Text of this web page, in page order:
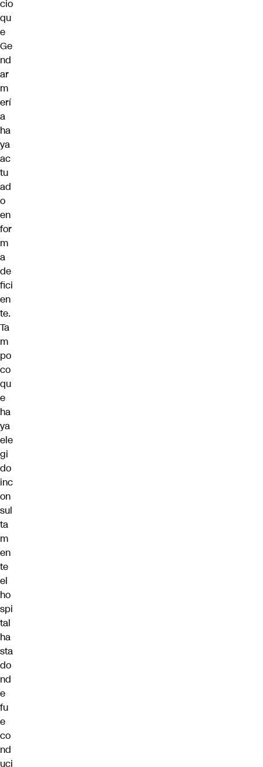
cio
qu
e
Ge
nd
ar
m
erí
a
ha
ya
ac
tu
ad
o
en
for
m
a
de
fici
en
te.
Ta
m
po
co
qu
e
ha
ya
ele
gi
do
inc
on
sul
ta
m
en
te
el
ho
spi
tal
ha
sta
do
nd
e
fu
e
co
nd
uci